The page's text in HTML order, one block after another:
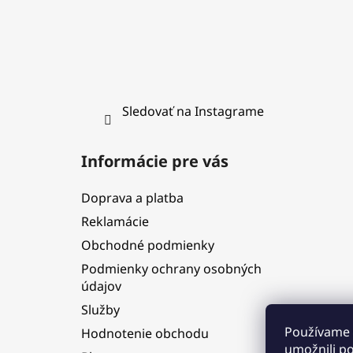
umožnili
Sledovať na Instagrame
Informácie pre vás
Doprava a platba
Reklamácie
Obchodné podmienky
Podmienky ochrany osobných
údajov
Služby
Hodnotenie obchodu